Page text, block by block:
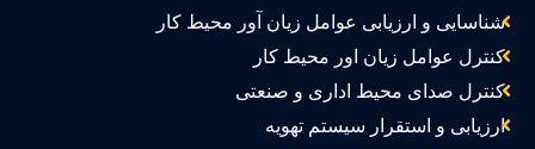
شناسایی و ارزیابی عوامل زیان آور محیط کار
کنترل عوامل زیان اور محیط کار
کنترل صدای محیط اداری و صنعتی
ارزیابی و استقرار سیستم تهویه